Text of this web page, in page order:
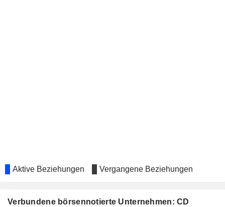
Aktive Beziehungen Vergangene Beziehungen
Verbundene börsennotierte Unternehmen: CD